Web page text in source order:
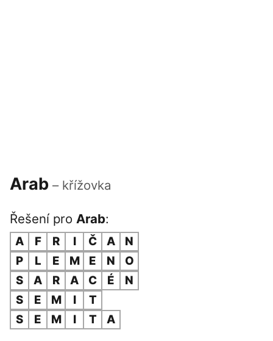
Arab – křížovka
Řešení pro Arab:
A F R I Č A
N
P
L E M E N
O
S
A R A C É
N
S
E M I
T
S
E M I T A